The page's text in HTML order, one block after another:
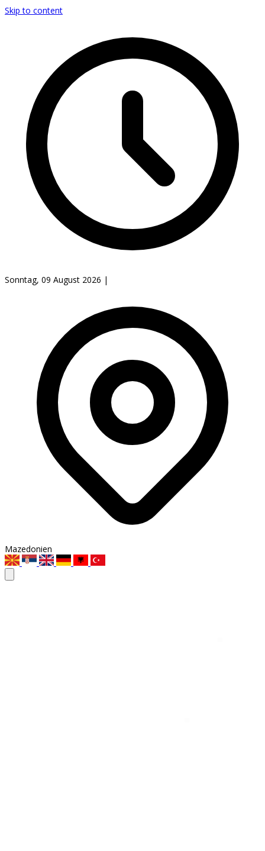
Skip to content
Sonntag, 09 August 2026 |
Mazedonien